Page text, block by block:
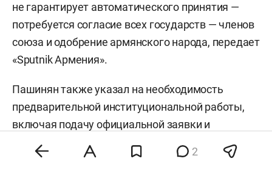
не гарантирует автоматического принятия —
потребуется согласие всех государств — членов
союза и одобрение армянского народа, передает
«Sputnik Армения».
Пашинян также указал на необходимость
предварительной институциональной работы,
включая подачу официальной заявки и
получение статуса кандидата. Без прохождения
этих этапов референдум, по его мнению, лишен
2